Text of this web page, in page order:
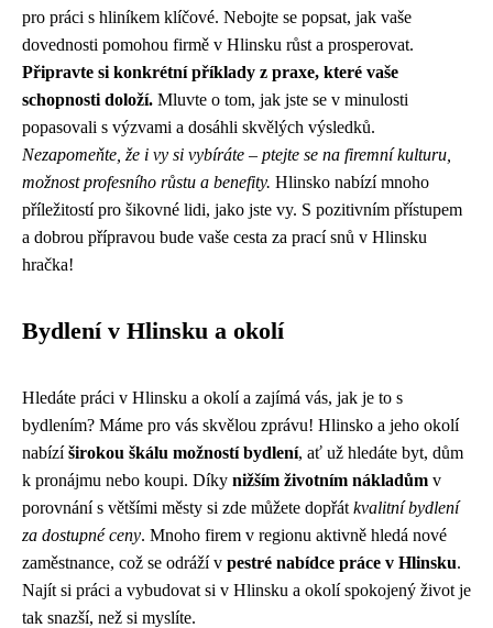
pro práci s hliníkem klíčové. Nebojte se popsat, jak vaše
dovednosti pomohou firmě v Hlinsku růst a prosperovat.
Připravte si konkrétní příklady z praxe, které vaše
schopnosti doloží. Mluvte o tom, jak jste se v minulosti
popasovali s výzvami a dosáhli skvělých výsledků.
Nezapomeňte, že i vy si vybíráte – ptejte se na firemní kulturu,
možnost profesního růstu a benefity. Hlinsko nabízí mnoho
příležitostí pro šikovné lidi, jako jste vy. S pozitivním přístupem
a dobrou přípravou bude vaše cesta za prací snů v Hlinsku
hračka!
Bydlení v Hlinsku a okolí
Hledáte práci v Hlinsku a okolí a zajímá vás, jak je to s
bydlením? Máme pro vás skvělou zprávu! Hlinsko a jeho okolí
nabízíširokou škálu možností bydlení, ať už hledáte byt, dům
k pronájmu nebo koupi. Díky nižším životním nákladům v
porovnání s většími městy si zde můžete dopřát kvalitní bydlení
za dostupné ceny. Mnoho firem v regionu aktivně hledá nové
zaměstnance, což se odráží v pestré nabídce práce v Hlinsku.
Najít si práci a vybudovat si v Hlinsku a okolí spokojený život je
tak snazší, než si myslíte.